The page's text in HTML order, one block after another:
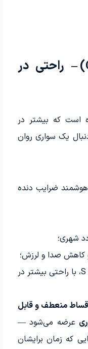
– راحتی در
است که بیشتر در
یک سواری روان
ضرایب دنده
شهری؛
کاهش صدا و لرزش؛
همان طراحی زیبا و امکانات ساینا S، با راحتی بیشتر در
منعطف و قابل
عرضه می‌شود —
که زمان برایشان